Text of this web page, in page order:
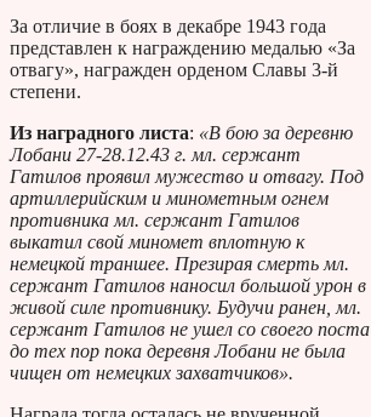
За отличие в боях в декабре 1943 года
представлен к награждению медалью «За
отвагу», награжден орденом Славы 3-й
степени.
Из наградного листа: «В бою за деревню
Лобани 27-28.12.43 г. мл. сержант
Гатилов проявил мужество и отвагу. Под
артиллерийским и минометным огнем
противника мл. сержант Гатилов
выкатил свой миномет вплотную к
немецкой траншее. Презирая смерть мл.
сержант Гатилов наносил большой урон в
живой силе противнику. Будучи ранен, мл.
сержант Гатилов не ушел со своего поста
до тех пор пока деревня Лобани не была
чищен от немецких захватчиков».